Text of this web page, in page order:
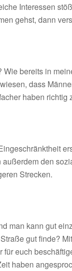
Interessen
gehst, dann
Wie bereits in
dass
haben richtig
den
Strecken.
man kann gut
gut finde?
euch
haben